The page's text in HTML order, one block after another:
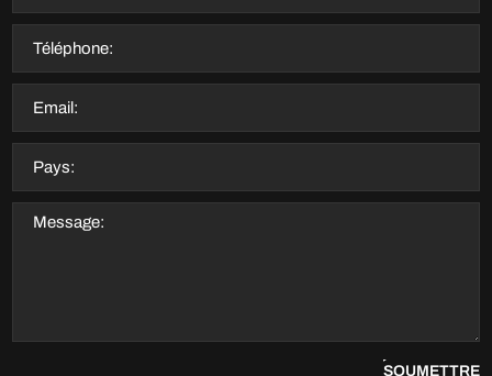
SOUMETTRE